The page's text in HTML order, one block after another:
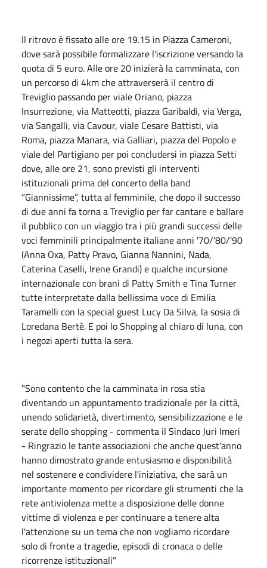
Il ritrovo è fissato alle ore 19.15 in Piazza Cameroni,
dove sarà possibile formalizzare l'iscrizione versando la
quota di 5 euro. Alle ore 20 inizierà la camminata, con
un percorso di 4km che attraverserà il centro di
Treviglio passando per viale Oriano, piazza
Insurrezione, via Matteotti, piazza Garibaldi, via Verga,
via Sangalli, via Cavour, viale Cesare Battisti, via
Roma, piazza Manara, via Galliari, piazza del Popolo e
viale del Partigiano per poi concludersi in piazza Setti
dove, alle ore 21, sono previsti gli interventi
istituzionali prima del concerto della band
“Giannissime”, tutta al femminile, che dopo il successo
di due anni fa torna a Treviglio per far cantare e ballare
il pubblico con un viaggio tra i più grandi successi delle
voci femminili principalmente italiane anni '70/'80/'90
(Anna Oxa, Patty Pravo, Gianna Nannini, Nada,
Caterina Caselli, Irene Grandi) e qualche incursione
internazionale con brani di Patty Smith e Tina Turner
tutte interpretate dalla bellissima voce di Emilia
Taramelli con la special guest Lucy Da Silva, la sosia di
Loredana Bertè. E poi lo Shopping al chiaro di luna, con
i negozi aperti tutta la sera.
"Sono contento che la camminata in rosa stia
diventando un appuntamento tradizionale per la città,
unendo solidarietà, divertimento, sensibilizzazione e le
serate dello shopping - commenta il Sindaco Juri Imeri
- Ringrazio le tante associazioni che anche quest'anno
hanno dimostrato grande entusiasmo e disponibilità
nel sostenere e condividere l'iniziativa, che sarà un
importante momento per ricordare gli strumenti che la
rete antiviolenza mette a disposizione delle donne
vittime di violenza e per continuare a tenere alta
l'attenzione su un tema che non vogliamo ricordare
solo di fronte a tragedie, episodi di cronaca o delle
ricorrenze istituzionali"